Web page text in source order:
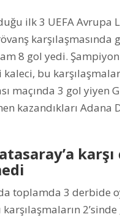
ilk 3 UEFA
karşılaşmasında
8 gol yedi.
bu
maçında 3 gol yiyen
kazandıkları
karşı
toplamda 3 derbide